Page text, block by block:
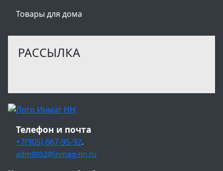
Товары для дома
РАССЫЛКА
Телефон и почта
+7(905) 667-95-92.
adm0052@inmag-nn.ru